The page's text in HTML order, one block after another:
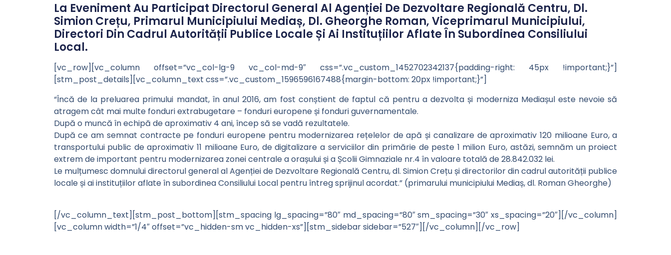
La Eveniment Au Participat Directorul General Al Agenției De Dezvoltare Regională Centru, Dl.
Simion Crețu, Primarul Municipiului Mediaș, Dl. Gheorghe Roman, Viceprimarul Municipiului,
Directori Din Cadrul Autorității Publice Locale Și Ai Instituțiilor Aflate În Subordinea Consiliului
Local.
[vc_row][vc_column offset=”vc_col-lg-9 vc_col-md-9″ css=”.vc_custom_1452702342137{padding-right: 45px !important;}”]
[stm_post_details][vc_column_text css=”.vc_custom_1596596167488{margin-bottom: 20px !important;}”]
“Încă de la preluarea primului mandat, în anul 2016, am fost conștient de faptul că pentru a dezvolta și moderniza Mediașul este nevoie să
atragem cât mai multe fonduri extrabugetare – fonduri europene și fonduri guvernamentale.
După o muncă în echipă de aproximativ 4 ani, încep să se vadă rezultatele.
După ce am semnat contracte pe fonduri europene pentru modernizarea rețelelor de apă și canalizare de aproximativ 120 milioane Euro, a
transportului public de aproximativ 11 milioane Euro, de digitalizare a serviciilor din primărie de peste 1 milion Euro, astăzi, semnăm un proiect
extrem de important pentru modernizarea zonei centrale a orașului și a Școlii Gimnaziale nr.4 în valoare totală de 28.842.032 lei.
Le mulțumesc domnului directorul general al Agenției de Dezvoltare Regională Centru, dl. Simion Crețu și directorilor din cadrul autorității publice
locale și ai instituțiilor aflate în subordinea Consiliului Local pentru întreg sprijinul acordat.” (primarului municipiului Mediaș, dl. Roman Gheorghe)
[/vc_column_text][stm_post_bottom][stm_spacing lg_spacing=”80″ md_spacing=”80″ sm_spacing=”30″ xs_spacing=”20″][/vc_column]
[vc_column width=”1/4″ offset=”vc_hidden-sm vc_hidden-xs”][stm_sidebar sidebar=”527″][/vc_column][/vc_row]